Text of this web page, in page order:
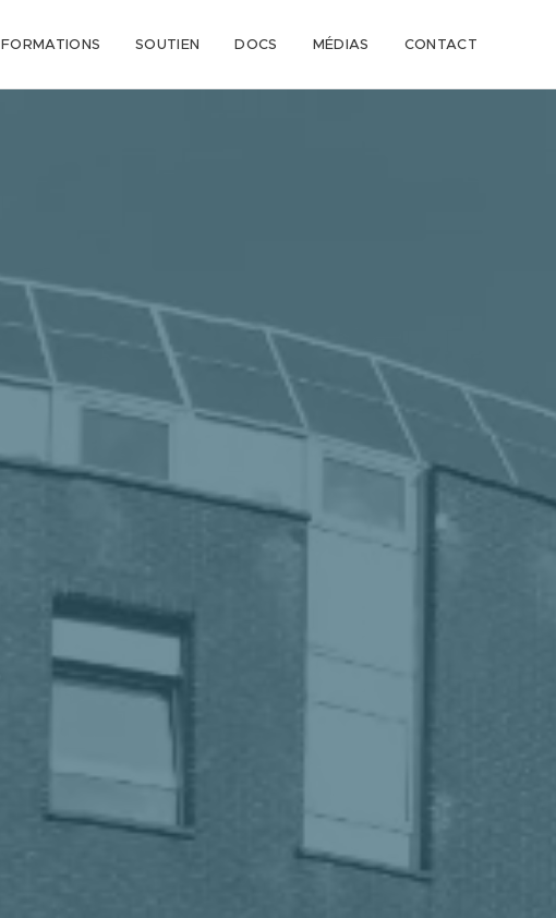
FORMATIONS SOUTIEN DOCS MÉDIAS CONTACT